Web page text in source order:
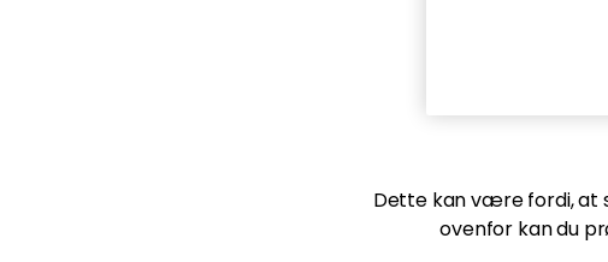
Vi
Dette kan være fordi, at
ovenfor kan du